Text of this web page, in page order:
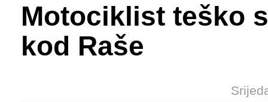
Motociklist teško
kod Raše